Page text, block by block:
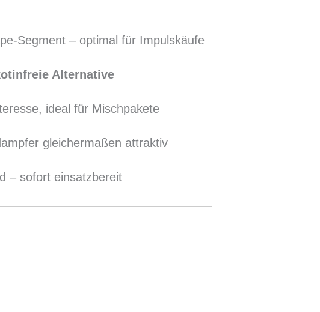
Segment – optimal für Impulskäufe
Alternative
ideal für Mischpakete
gleichermaßen attraktiv
– sofort einsatzbereit